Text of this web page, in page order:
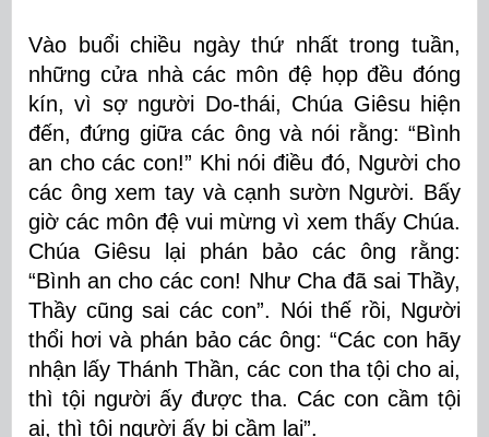
Vào buổi chiều ngày thứ nhất trong tuần,
những cửa nhà các môn đệ họp đều đóng
kín, vì sợ người Do-thái, Chúa Giêsu hiện
đến, đứng giữa các ông và nói rằng: “Bình
an cho các con!” Khi nói điều đó, Người cho
các ông xem tay và cạnh sườn Người. Bấy
giờ các môn đệ vui mừng vì xem thấy Chúa.
Chúa Giêsu lại phán bảo các ông rằng:
“Bình an cho các con! Như Cha đã sai Thầy,
Thầy cũng sai các con”. Nói thế rồi, Người
thổi hơi và phán bảo các ông: “Các con hãy
nhận lấy Thánh Thần, các con tha tội cho ai,
thì tội người ấy được tha. Các con cầm tội
ai, thì tội người ấy bị cầm lại”.